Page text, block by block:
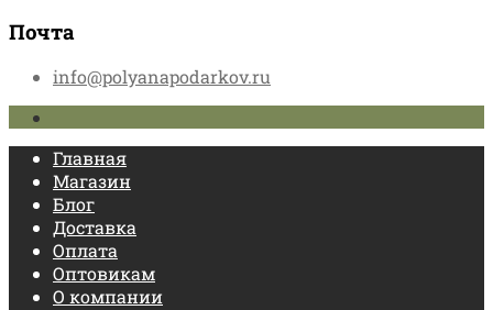
Почта
info@polyanapodarkov.ru
Главная
Магазин
Блог
Доставка
Оплата
Оптовикам
О компании